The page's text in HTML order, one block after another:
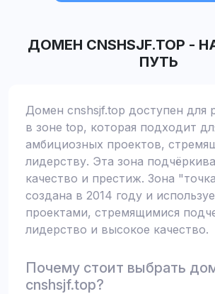
ДОМЕН CNSHSJF.TOP -
ПУТЬ
Домен cnshsjf.top доступен для
в зоне top, которая подходит
амбициозных проектов,
лидерству. Эта зона
качество и престиж. Зона
создана в 2014 году и
проектами, стремящимися
лидерство и высокое качество.
Почему стоит выбрать
cnshsjf.top?